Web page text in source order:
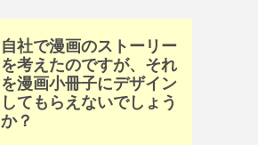
自社で漫画のストーリー
を考えたのですが、それ
を漫画小冊子にデザイン
してもらえないでしょう
か？